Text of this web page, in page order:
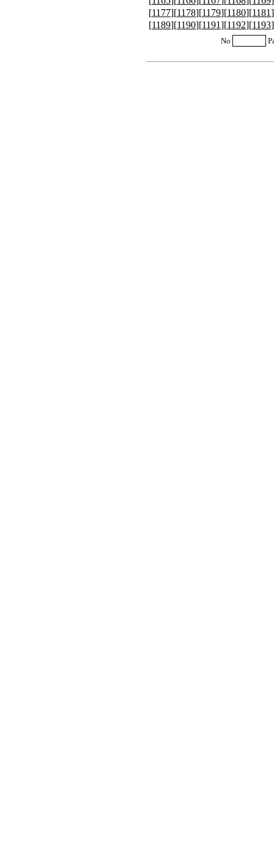
[1177][1178][1179][1180][1181
[1189][1190][1191][1192][1193
No